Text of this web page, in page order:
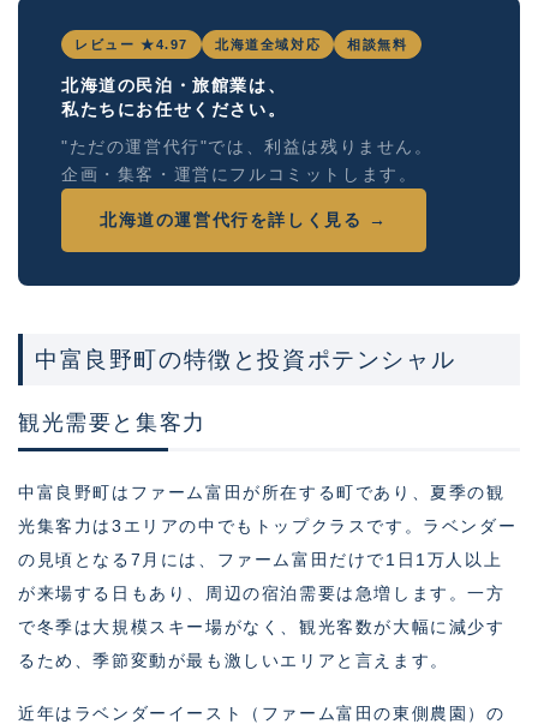
レビュー ★4.97 北海道全域対応 相談無料
北海道の民泊・旅館業は、
私たちにお任せください。
"ただの運営代行"では、利益は残りません。
企画・集客・運営にフルコミットします。
北海道の運営代行を詳しく見る →
中富良野町の特徴と投資ポテンシャル
観光需要と集客力
中富良野町はファーム富田が所在する町であり、夏季の観
光集客力は3エリアの中でもトップクラスです。ラベンダー
の見頃となる7月には、ファーム富田だけで1日1万人以上
が来場する日もあり、周辺の宿泊需要は急増します。一方
で冬季は大規模スキー場がなく、観光客数が大幅に減少す
るため、季節変動が最も激しいエリアと言えます。
近年はラベンダーイースト（ファーム富田の東側農園）の